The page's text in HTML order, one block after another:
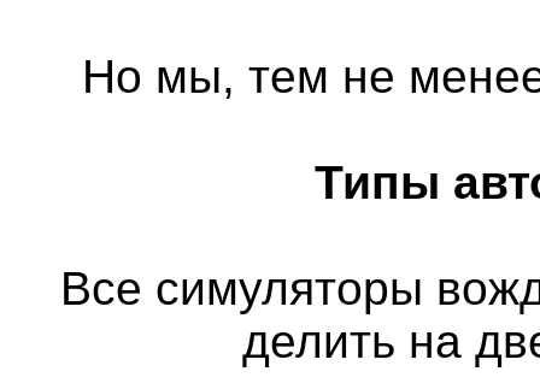
Но мы, тем не
Типы
Все симуляторы
делить на